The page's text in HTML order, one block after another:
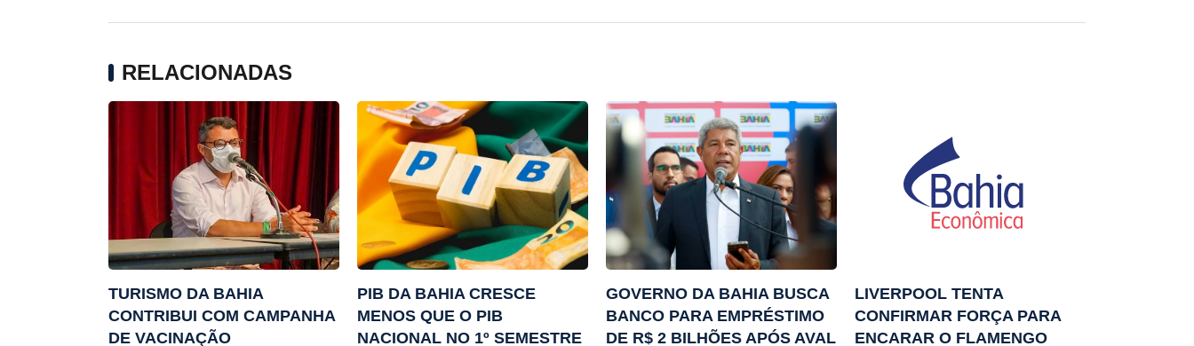
RELACIONADAS
TURISMO DA BAHIA
CONTRIBUI COM CAMPANHA
DE VACINAÇÃO
PIB DA BAHIA CRESCE
MENOS QUE O PIB
NACIONAL NO 1º SEMESTRE
GOVERNO DA BAHIA BUSCA
BANCO PARA EMPRÉSTIMO
DE R$ 2 BILHÕES APÓS AVAL
LIVERPOOL TENTA
CONFIRMAR FORÇA PARA
ENCARAR O FLAMENGO